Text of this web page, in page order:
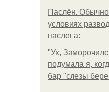
Паслён.
условиях
паслена:
"Ух,
подумала я,
бар "слезы